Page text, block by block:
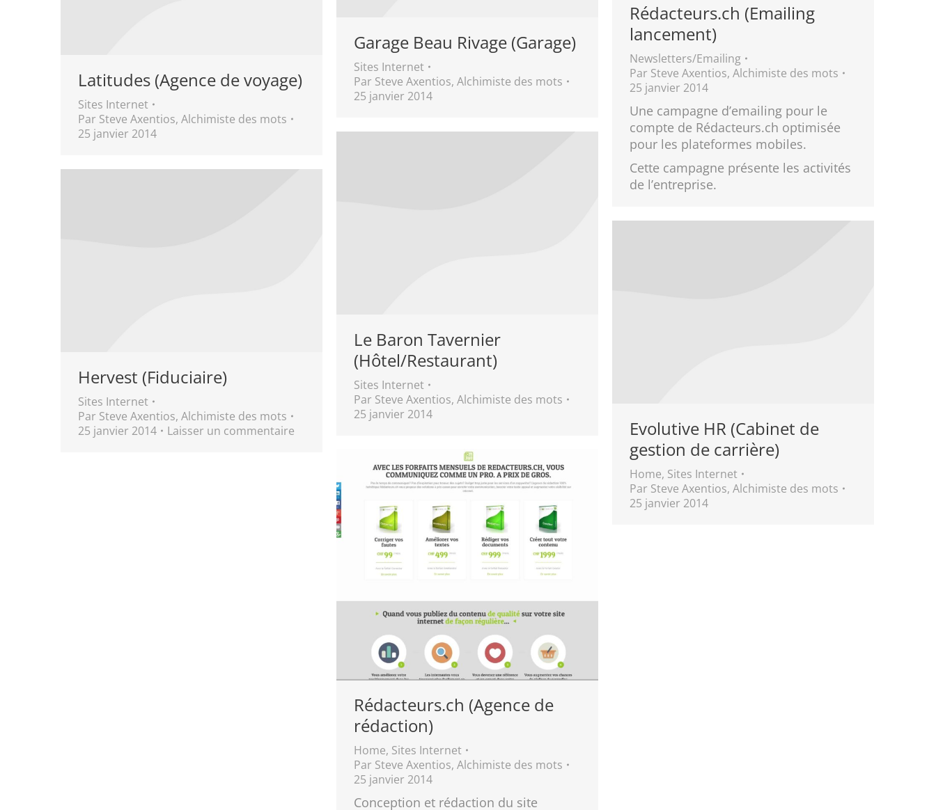
Rédacteurs.ch (Emailing
lancement)
Newsletters/Emailing
Par Steve Axentios, Alchimiste des mots
25 janvier 2014
Une campagne d’emailing pour le
compte de Rédacteurs.ch optimisée
pour les plateformes mobiles.
Cette campagne présente les activités
de l’entreprise.
Garage Beau Rivage (Garage)
Sites Internet
Par Steve Axentios, Alchimiste des mots
25 janvier 2014
Latitudes (Agence de voyage)
Sites Internet
Par Steve Axentios, Alchimiste des mots
25 janvier 2014
Le Baron Tavernier
(Hôtel/Restaurant)
Sites Internet
Par Steve Axentios, Alchimiste des mots
25 janvier 2014
Hervest (Fiduciaire)
Sites Internet
Par Steve Axentios, Alchimiste des mots
25 janvier 2014
Laisser un commentaire
Evolutive HR (Cabinet de
gestion de carrière)
Home, Sites Internet
Par Steve Axentios, Alchimiste des mots
25 janvier 2014
Rédacteurs.ch (Agence de
rédaction)
Home, Sites Internet
Par Steve Axentios, Alchimiste des mots
25 janvier 2014
Conception et rédaction du site